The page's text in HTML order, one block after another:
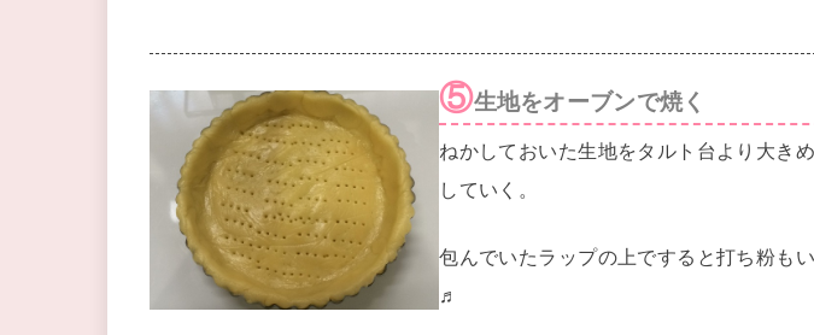
⑤生地をオーブンで焼く
ねかしておいた生地をタルト台より大き
していく。
包んでいたラップの上ですると打ち粉も
♬